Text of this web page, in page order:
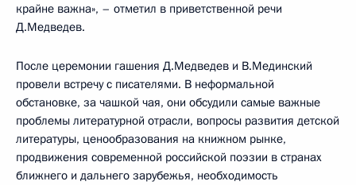
крайне важна», – отметил в приветственной речи
Д.Медведев.
После церемонии гашения Д.Медведев и В.Мединский
провели встречу с писателями. В неформальной
обстановке, за чашкой чая, они обсудили самые важные
проблемы литературной отрасли, вопросы развития детской
литературы, ценообразования на книжном рынке,
продвижения современной российской поэзии в странах
ближнего и дальнего зарубежья, необходимость